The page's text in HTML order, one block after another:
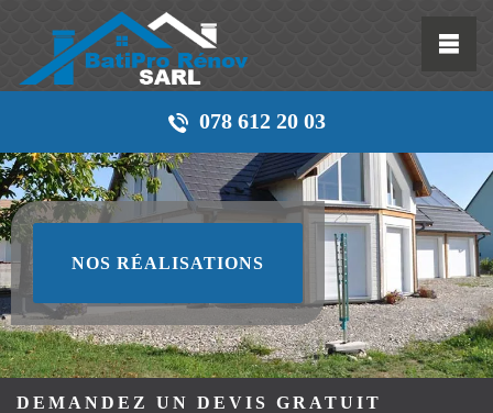
078 612 20 03
NOS RÉALISATIONS
DEMANDEZ UN DEVIS GRATUIT